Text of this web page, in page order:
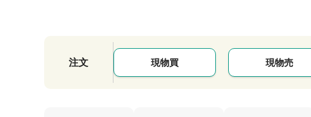
注文 現物買 現物売